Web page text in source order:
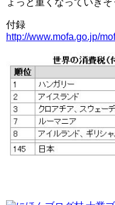
ょっと重くなっていき
付録
http://www.mofa.go.jp/